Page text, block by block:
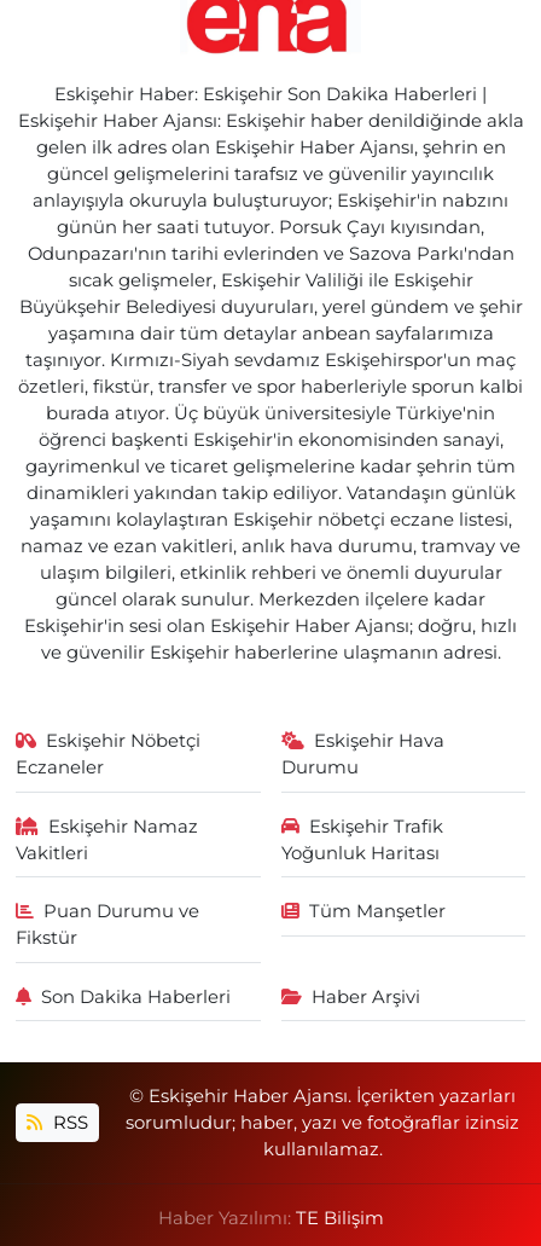
Eskişehir Haber: Eskişehir Son Dakika Haberleri |
Eskişehir Haber Ajansı: Eskişehir haber denildiğinde akla
gelen ilk adres olan Eskişehir Haber Ajansı, şehrin en
güncel gelişmelerini tarafsız ve güvenilir yayıncılık
anlayışıyla okuruyla buluşturuyor; Eskişehir'in nabzını
günün her saati tutuyor. Porsuk Çayı kıyısından,
Odunpazarı'nın tarihi evlerinden ve Sazova Parkı'ndan
sıcak gelişmeler, Eskişehir Valiliği ile Eskişehir
Büyükşehir Belediyesi duyuruları, yerel gündem ve şehir
yaşamına dair tüm detaylar anbean sayfalarımıza
taşınıyor. Kırmızı-Siyah sevdamız Eskişehirspor'un maç
özetleri, fikstür, transfer ve spor haberleriyle sporun kalbi
burada atıyor. Üç büyük üniversitesiyle Türkiye'nin
öğrenci başkenti Eskişehir'in ekonomisinden sanayi,
gayrimenkul ve ticaret gelişmelerine kadar şehrin tüm
dinamikleri yakından takip ediliyor. Vatandaşın günlük
yaşamını kolaylaştıran Eskişehir nöbetçi eczane listesi,
namaz ve ezan vakitleri, anlık hava durumu, tramvay ve
ulaşım bilgileri, etkinlik rehberi ve önemli duyurular
güncel olarak sunulur. Merkezden ilçelere kadar
Eskişehir'in sesi olan Eskişehir Haber Ajansı; doğru, hızlı
ve güvenilir Eskişehir haberlerine ulaşmanın adresi.
Eskişehir Nöbetçi
Eczaneler
Eskişehir Hava
Durumu
Eskişehir Namaz
Vakitleri
Eskişehir Trafik
Yoğunluk Haritası
Puan Durumu ve
Fikstür
Tüm Manşetler
Son Dakika Haberleri Haber Arşivi
RSS
© Eskişehir Haber Ajansı. İçerikten yazarları
sorumludur; haber, yazı ve fotoğraflar izinsiz
kullanılamaz.
Haber Yazılımı: TE Bilişim